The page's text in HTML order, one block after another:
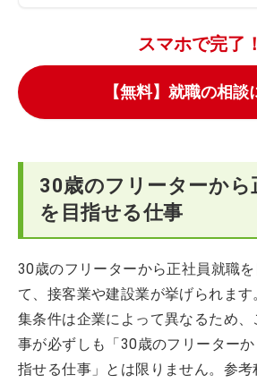
スマホで完了！
【無料】就職の相談
30歳のフリーターから
を目指せる仕事
30歳のフリーターから正社員就職
て、接客業や建設業が挙げられま
集条件は企業によって異なるため
事が必ずしも「30歳のフリーター
指せる仕事」とは限りません。参考